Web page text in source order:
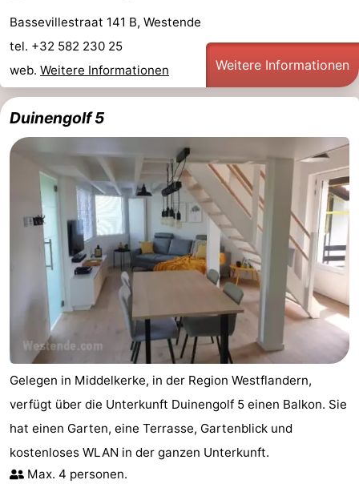
Bassevillestraat 141 B, Westende
tel. +32 582 230 25
web. Weitere Informationen Weitere Informationen
Duinengolf 5
Gelegen in Middelkerke, in der Region Westflandern,
verfügt über die Unterkunft Duinengolf 5 einen Balkon. Sie
hat einen Garten, eine Terrasse, Gartenblick und
kostenloses WLAN in der ganzen Unterkunft.
Max. 4 personen.